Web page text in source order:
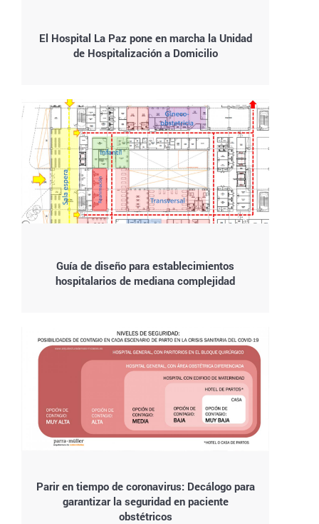
El Hospital La Paz pone en marcha la Unidad
de Hospitalización a Domicilio
Guía de diseño para establecimientos
hospitalarios de mediana complejidad
Parir en tiempo de coronavirus: Decálogo para
garantizar la seguridad en paciente
obstétricos